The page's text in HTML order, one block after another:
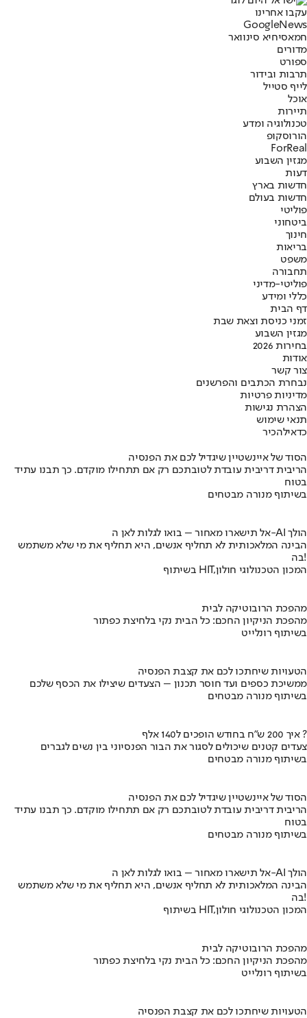
עקבו אחרינו
Googl eNews
חמאסיחיא סינוואר
מדורים
ספורט
תרבות ובידור
לייף סטייל
אוכל
תיירות
טכנולוגיה ומדע
הורוסקופ
ForReal
מגזין השבוע
דעות
חדשות בארץ
חדשות בעולם
פוליטי
ביטחוני
חינוך
בריאות
משפט
תחבורה
פוליטי-מדיני
כללי ומידע
דף הבית
זמני כניסת וצאת שבת
מגזין השבוע
בחירות 2026
אודות
צור קשר
נבחרת הכתבים והפרשנים
מדיניות פרטיות
הצהרת נגישות
תנאי שימוש
כדאילהכיר
הסוד של איינשטיין שיגדיל לכם את הפנסיה
הריבית דריבית עובדת לטובתכם רק אם תתחילו מוקדם. כך תבנו עתיד
בטוח
בשיתוף מנורה מבטחים
אל תישארו מאחור – בואו לגלות לאן ה-AI הולך
הבינה המלאכותית לא תחליף אנשים, היא תחליף את מי שלא משתמש
בה!
בשיתוף HIT,המכון הטכנולוגי חולון
מהפכת הרובוטיקה לבית
מהפכת הניקיון החכם: כל הבית נקי בלחיצת כפתור
בשיתוף רונלייט
הטעויות שיחתכו לכם את קצבת הפנסיה
ממשיכת כספים ועד חוסר תכנון – הצעדים שיצילו את הכסף שלכם
בשיתוף מנורה מבטחים
איך 200 ש"ח בחודש הופכים ל140 אלף ?
צעדים קטנים שיכולים לסגור את הבור הפנסיוני בין נשים לגברים
בשיתוף מנורה מבטחים
הסוד של איינשטיין שיגדיל לכם את הפנסיה
הריבית דריבית עובדת לטובתכם רק אם תתחילו מוקדם. כך תבנו עתיד
בטוח
בשיתוף מנורה מבטחים
אל תישארו מאחור – בואו לגלות לאן ה-AI הולך
הבינה המלאכותית לא תחליף אנשים, היא תחליף את מי שלא משתמש
בה!
בשיתוף HIT,המכון הטכנולוגי חולון
מהפכת הרובוטיקה לבית
מהפכת הניקיון החכם: כל הבית נקי בלחיצת כפתור
בשיתוף רונלייט
הטעויות שיחתכו לכם את קצבת הפנסיה